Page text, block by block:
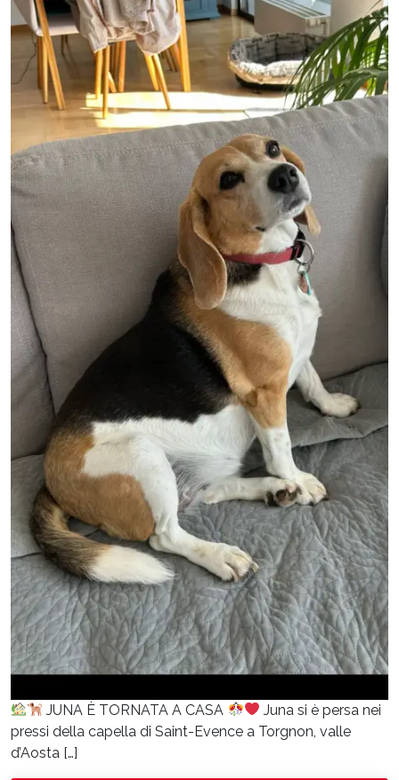
JUNA È TORNATA A CASA
Juna si è persa nei
pressi della capella di Saint-Evence a Torgnon, valle
d’Aosta […]